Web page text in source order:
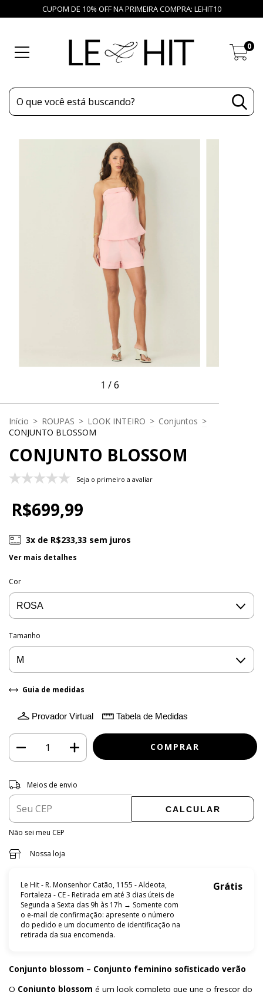
CUPOM DE 10% OFF NA PRIMEIRA COMPRA: LEHIT10
0
1 /6
Início > ROUPAS > LOOK INTEIRO > Conjuntos >
CONJUNTO BLOSSOM
CONJUNTO BLOSSOM
Seja o primeiro a avaliar
R$699,99
3x de R$233,33 sem juros
Ver mais detalhes
Cor
Tamanho
Guia de medidas
Provador Virtual Tabela de Medidas
Entregas para o CEP:
Meios de envio
CALCULAR
Não sei meu CEP
Nossa loja
Le Hit - R. Monsenhor Catão, 1155 - Aldeota,
Fortaleza - CE - Retirada em até 3 dias úteis de
Segunda a Sexta das 9h às 17h → Somente com
o e-mail de confirmação: apresente o número
do pedido e um documento de identificação na
retirada da sua encomenda.
Grátis
Conjunto blossom – Conjunto feminino sofisticado verão
O Conjunto blossom é um look completo que une o frescor do